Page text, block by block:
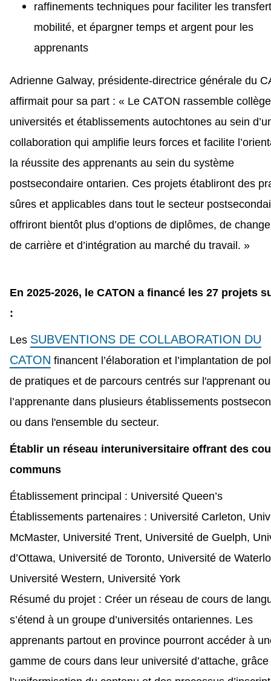
raffinements techniques pour faciliter les
mobilité, et épargner temps et argent pour les
apprenants
Adrienne Galway, présidente-directrice générale du
affirmait pour sa part : « Le CATON rassemble
universités et établissements autochtones au sein
collaboration qui amplifie leurs forces et facilite
la réussite des apprenants au sein du système
postsecondaire ontarien. Ces projets établiront des
sûres et applicables dans tout le secteur
offriront bientôt plus d’options de diplômes, de
de carrière et d’intégration au marché du travail. »
En 2025-2026, le CATON a financé les 27 projets
:
Les SUBVENTIONS DE COLLABORATION DU
CATON financent l’élaboration et l’implantation de
de pratiques et de parcours centrés sur l'apprenant ou
l’apprenante dans plusieurs établissements
ou dans l'ensemble du secteur.
Établir un réseau interuniversitaire offrant des
communs
Établissement principal : Université Queen’s
Établissements partenaires : Université Carleton,
McMaster, Université Trent, Université de Guelph,
d’Ottawa, Université de Toronto, Université de
Université Western, Université York
Résumé du projet : Créer un réseau de cours de
s’étend à un groupe d’universités ontariennes. Les
apprenants partout en province pourront accéder à
gamme de cours dans leur université d’attache, grâce